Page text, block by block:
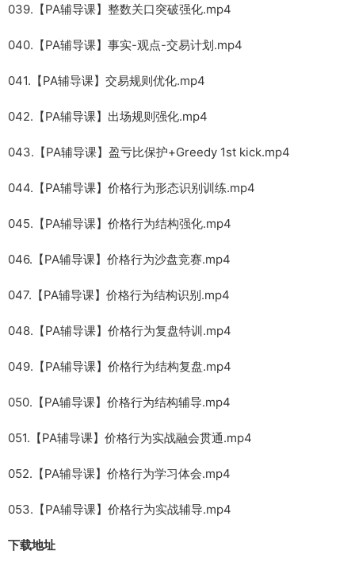
039.【PA辅导课】整数关口突破强化.mp4
040.【PA辅导课】事实-观点-交易计划.mp4
041.【PA辅导课】交易规则优化.mp4
042.【PA辅导课】出场规则强化.mp4
043.【PA辅导课】盈亏比保护+Greedy 1st kick.mp4
044.【PA辅导课】价格行为形态识别训练.mp4
045.【PA辅导课】价格行为结构强化.mp4
046.【PA辅导课】价格行为沙盘竞赛.mp4
047.【PA辅导课】价格行为结构识别.mp4
048.【PA辅导课】价格行为复盘特训.mp4
049.【PA辅导课】价格行为结构复盘.mp4
050.【PA辅导课】价格行为结构辅导.mp4
051.【PA辅导课】价格行为实战融会贯通.mp4
052.【PA辅导课】价格行为学习体会.mp4
053.【PA辅导课】价格行为实战辅导.mp4
下载地址